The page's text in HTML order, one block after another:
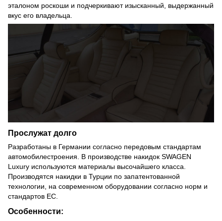
эталоном роскоши и подчеркивают изысканный, выдержанный
вкус его владельца.
Прослужат долго
Разработаны в Германии согласно передовым стандартам
автомобилестроения. В производстве накидок SWAGEN
Luxury используются материалы высочайшего класса.
Производятся накидки в Турции по запатентованной
технологии, на современном оборудовании согласно норм и
стандартов ЕС.
Особенности: